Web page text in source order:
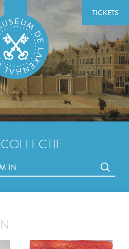
TICKETS